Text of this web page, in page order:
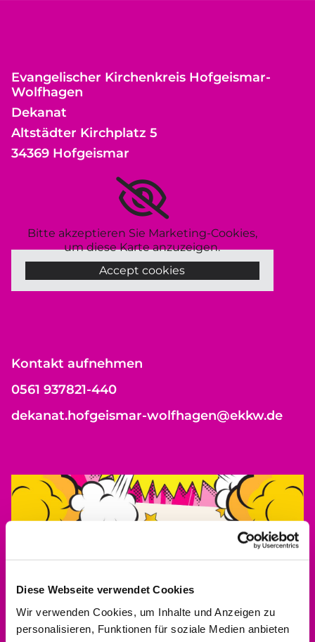
Diese Webseite verwendet Cookies
Wir verwenden Cookies, um Inhalte und Anzeigen zu
personalisieren, Funktionen für soziale Medien anbieten
Evangelischer Kirchenkreis Hofgeismar-
Wolfhagen
Dekanat
Altstädter Kirchplatz 5
34369 Hofgeismar
Bitte akzeptieren Sie Marketing-Cookies,
um diese Karte anzuzeigen.
Accept cookies
Kontakt aufnehmen
0561 937821-440
dekanat.hofgeismar-wolfhagen@ekkw.de